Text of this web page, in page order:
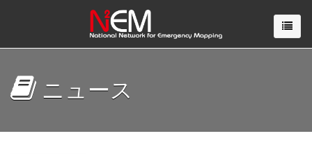
ニュース